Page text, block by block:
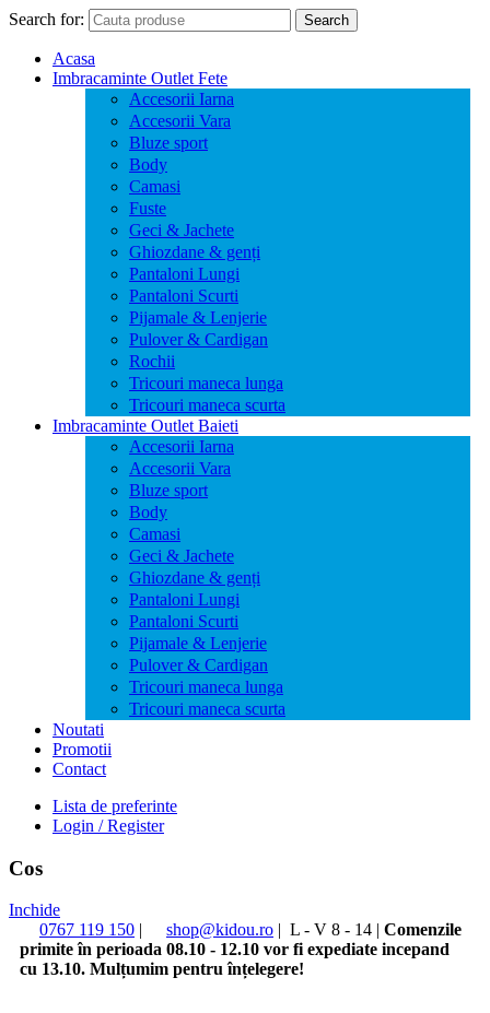
Search for: Search
Acasa
Imbracaminte Outlet Fete
Accesorii Iarna
Accesorii Vara
Bluze sport
Body
Camasi
Fuste
Geci & Jachete
Ghiozdane & genți
Pantaloni Lungi
Pantaloni Scurti
Pijamale & Lenjerie
Pulover & Cardigan
Rochii
Tricouri maneca lunga
Tricouri maneca scurta
Imbracaminte Outlet Baieti
Accesorii Iarna
Accesorii Vara
Bluze sport
Body
Camasi
Geci & Jachete
Ghiozdane & genți
Pantaloni Lungi
Pantaloni Scurti
Pijamale & Lenjerie
Pulover & Cardigan
Tricouri maneca lunga
Tricouri maneca scurta
Noutati
Promotii
Contact
Lista de preferinte
Login / Register
Cos
Inchide
0767 119 150 | shop@kidou.ro | L - V 8 - 14 | Comenzile
primite în perioada 08.10 - 12.10 vor fi expediate incepand
cu 13.10. Mulțumim pentru înțelegere!